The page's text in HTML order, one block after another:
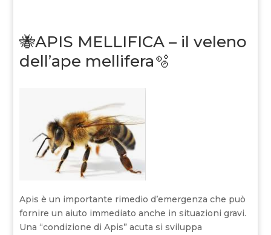
🐝APIS MELLIFICA – il veleno
dell’ape mellifera🫧
Apis è un importante rimedio d’emergenza che può
fornire un aiuto immediato anche in situazioni gravi.
Una “condizione di Apis” acuta si sviluppa